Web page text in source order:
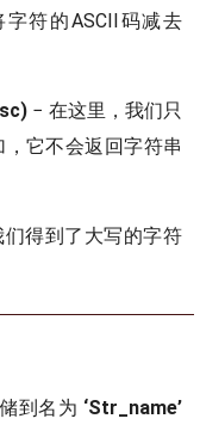
符的ASCII码减去
− 在这里，我们只
它不会返回字符串
们得到了大写的字符
到名为 ‘Str_name’